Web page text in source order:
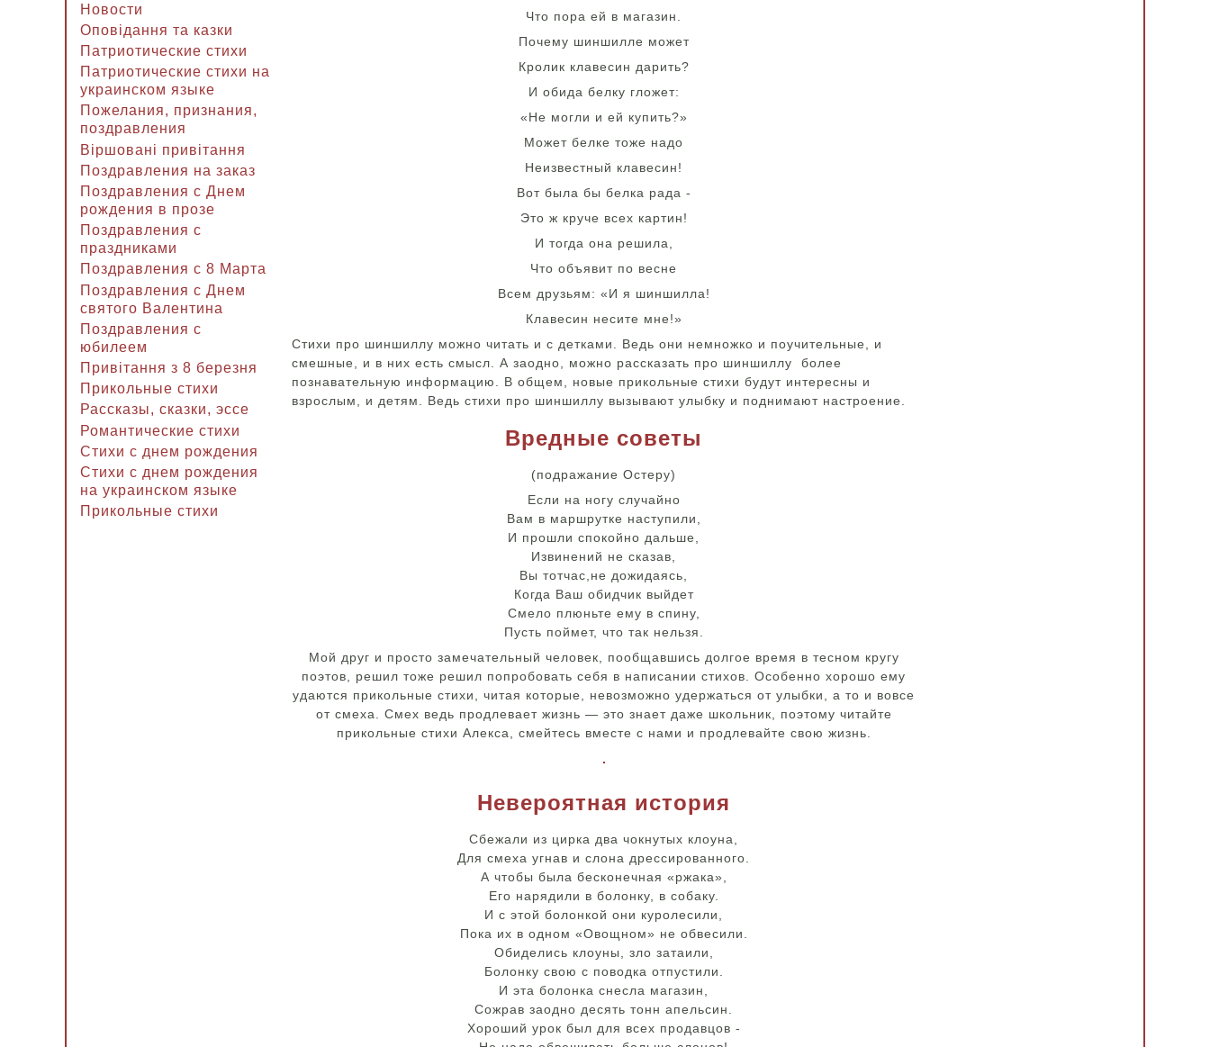
Новости
Оповідання та казки
Патриотические стихи
Патриотические стихи на
украинском языке
Пожелания, признания,
поздравления
Віршовані привітання
Поздравления на заказ
Поздравления с Днем
рождения в прозе
Поздравления с
праздниками
Поздравления с 8 Марта
Поздравления с Днем
святого Валентина
Поздравления с
юбилеем
Привітання з 8 березня
Прикольные стихи
Рассказы, сказки, эссе
Романтические стихи
Стихи с днем рождения
Стихи с днем рождения
на украинском языке
Прикольные стихи
Что пора ей в магазин.
Почему шиншилле может
Кролик клавесин дарить?
И обида белку гложет:
«Не могли и ей купить?»
Может белке тоже надо
Неизвестный клавесин!
Вот была бы белка рада -
Это ж круче всех картин!
И тогда она решила,
Что объявит по весне
Всем друзьям: «И я шиншилла!
Клавесин несите мне!»
Стихи про шиншиллу можно читать и с детками. Ведь они немножко и поучительные, и
смешные, и в них есть смысл. А заодно, можно рассказать про шиншиллу более
познавательную информацию. В общем, новые прикольные стихи будут интересны и
взрослым, и детям. Ведь стихи про шиншиллу вызывают улыбку и поднимают настроение.
Вредные советы
(подражание Остеру)
Если на ногу случайно
Вам в маршрутке наступили,
И прошли спокойно дальше,
Извинений не сказав,
Вы тотчас,не дожидаясь,
Когда Ваш обидчик выйдет
Смело плюньте ему в спину,
Пусть поймет, что так нельзя.
Мой друг и просто замечательный человек, пообщавшись долгое время в тесном кругу
поэтов, решил тоже решил попробовать себя в написании стихов. Особенно хорошо ему
удаются прикольные стихи, читая которые, невозможно удержаться от улыбки, а то и вовсе
от смеха. Смех ведь продлевает жизнь — это знает даже школьник, поэтому читайте
прикольные стихи Алекса, смейтесь вместе с нами и продлевайте свою жизнь.
Невероятная история
Сбежали из цирка два чокнутых клоуна,
Для смеха угнав и слона дрессированного.
А чтобы была бесконечная «ржака»,
Его нарядили в болонку, в собаку.
И с этой болонкой они куролесили,
Пока их в одном «Овощном» не обвесили.
Обиделись клоуны, зло затаили,
Болонку свою с поводка отпустили.
И эта болонка снесла магазин,
Сожрав заодно десять тонн апельсин.
Хороший урок был для всех продавцов -